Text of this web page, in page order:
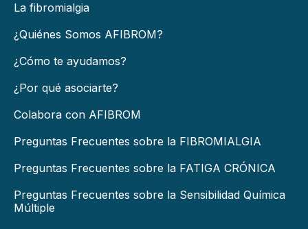
La fibromialgia
¿Quiénes Somos AFIBROM?
¿Cómo te ayudamos?
¿Por qué asociarte?
Colabora con AFIBROM
Preguntas Frecuentes sobre la FIBROMIALGIA
Preguntas Frecuentes sobre la FATIGA CRÓNICA
Preguntas Frecuentes sobre la Sensibilidad Química
Múltiple